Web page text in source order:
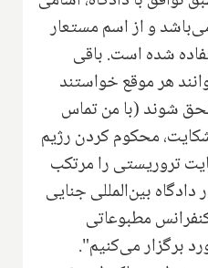
و از اسم مستعار
شده است. باقی
هر موقع خواستند
شوند (با من تماس
محکوم کردن رژیم
تروریستی را مرتکب
بین‌المللی جنایی
مطبوعاتی
برگزار می‌کنیم".